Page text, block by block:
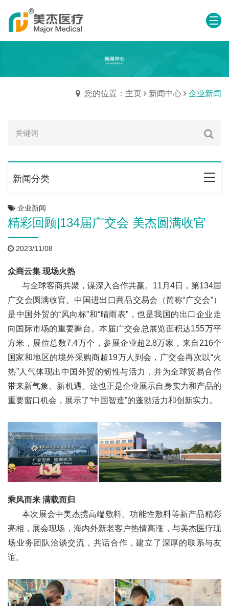
您的位置：主页 新闻中心 企业新闻
新闻分类
企业新闻
精彩回顾|134届广交会 美杰圆满收官
2023/11/08
众商云集 现场火热
与全球客商共聚，谋深入合作共赢。11月4日，第134届
广交会圆满收官。中国进出口商品交易会（简称“广交会”）
是中国外贸的“风向标”和“晴雨表”，也是我国的出口企业走
向国际市场的重要舞台。本届广交会总展览面积达155万平
方米，展位总数7.4万个，参展企业超2.8万家，来自216个
国家和地区的境外采购商超19万人到会，广交会再次以“火
热”人气体现出中国外贸的韧性与活力，并为全球贸易合作
带来新气象、新机遇。这也正是企业展示自身实力和产品的
重要窗口机会，展示了“中国智造”的蓬勃活力和创新实力。
乘风而来 满载而归
本次展会中美杰携高端敷料、功能性敷料等新产品精彩
亮相，展会现场，海内外新老客户热情高涨，与美杰医疗现
场业务团队洽谈交流，共话合作，建立了深厚的联系与友
谊。